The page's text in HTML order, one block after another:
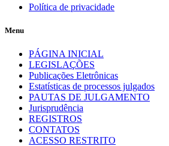
Política de privacidade
Menu
PÁGINA INICIAL
LEGISLAÇÕES
Publicações Eletrônicas
Estatísticas de processos julgados
PAUTAS DE JULGAMENTO
Jurisprudência
REGISTROS
CONTATOS
ACESSO RESTRITO